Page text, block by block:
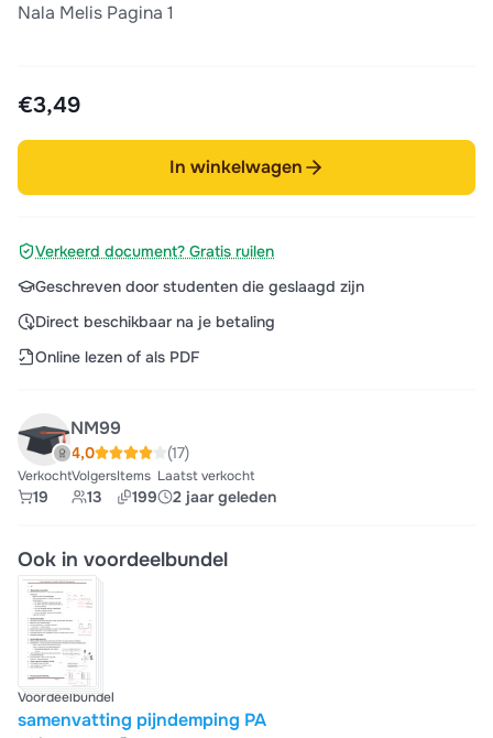
Nala Melis Pagina 1
€3,49
In winkelwagen
Verkeerd document? Gratis ruilen
Geschreven door studenten die geslaagd zijn
Direct beschikbaar na je betaling
Online lezen of als PDF
NM99
4,0 (17)
Verkocht
19
Volgers
13
Items
199
Laatst verkocht
2 jaar geleden
Ook in voordeelbundel
Voordeelbundel
samenvatting pijndemping PA